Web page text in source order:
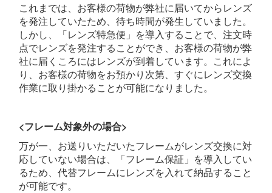
これまでは、お客様の荷物が弊社に届いてからレンズ
を発注していたため、待ち時間が発生していました。
しかし、「レンズ特急便」を導入することで、注文時
点でレンズを発注することができ、お客様の荷物が弊
社に届くころにはレンズが到着しています。これによ
り、お客様の荷物をお預かり次第、すぐにレンズ交換
作業に取り掛かることが可能になりました。
<フレーム対象外の場合>
万が一、お送りいただいたフレームがレンズ交換に対
応していない場合は、「フレーム保証」を導入してい
るため、代替フレームにレンズを入れて納品すること
が可能です。